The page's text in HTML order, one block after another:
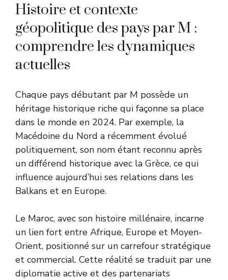
Histoire et contexte
géopolitique des pays par M :
comprendre les dynamiques
actuelles
Chaque pays débutant par M possède un
héritage historique riche qui façonne sa place
dans le monde en 2024. Par exemple, la
Macédoine du Nord a récemment évolué
politiquement, son nom étant reconnu après
un différend historique avec la Grèce, ce qui
influence aujourd’hui ses relations dans les
Balkans et en Europe.
Le Maroc, avec son histoire millénaire, incarne
un lien fort entre Afrique, Europe et Moyen-
Orient, positionné sur un carrefour stratégique
et commercial. Cette réalité se traduit par une
diplomatie active et des partenariats